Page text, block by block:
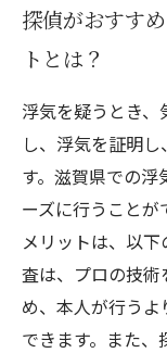
不倫相手を
は？
探偵がおすす
トとは？
浮気を疑うとき
し、浮気を証明
す。滋賀県での
ーズに行うこと
メリットは、以
査は、プロの技
め、本人が行う
できます。また